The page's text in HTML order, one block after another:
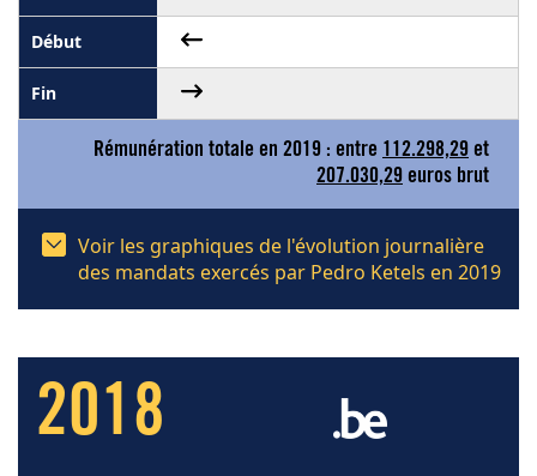
Rémunération totale en 2019 : entre 112.298,29 et
207.030,29 euros brut
Voir les graphiques de l'évolution journalière
des mandats exercés par Pedro Ketels en 2019
2018